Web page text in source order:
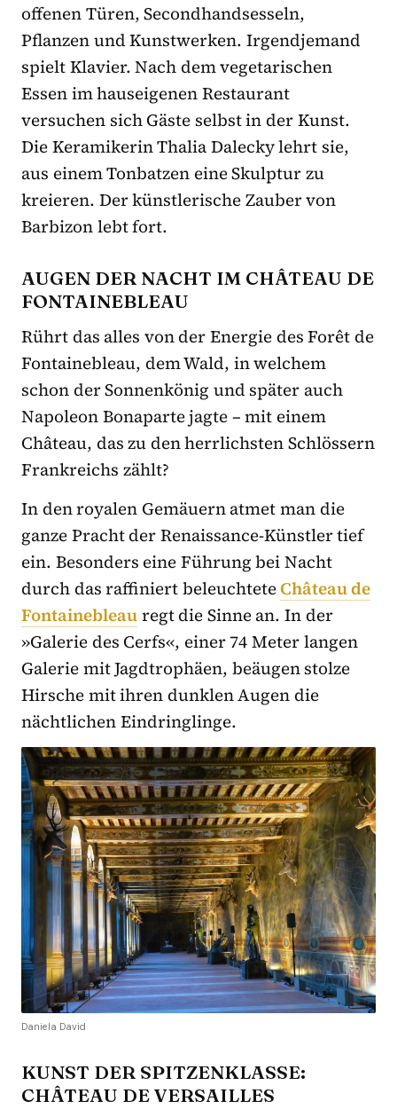
offenen Türen, Secondhandsesseln,
Pflanzen und Kunstwerken. Irgendjemand
spielt Klavier. Nach dem vegetarischen
Essen im hauseigenen Restaurant
versuchen sich Gäste selbst in der Kunst.
Die Keramikerin Thalia Dalecky lehrt sie,
aus einem Tonbatzen eine Skulptur zu
kreieren. Der künstlerische Zauber von
Barbizon lebt fort.
AUGEN DER NACHT IM CHÂTEAU DE
FONTAINEBLEAU
Rührt das alles von der Energie des Forêt de
Fontainebleau, dem Wald, in welchem
schon der Sonnenkönig und später auch
Napoleon Bonaparte jagte – mit einem
Château, das zu den herrlichsten Schlössern
Frankreichs zählt?
In den royalen Gemäuern atmet man die
ganze Pracht der Renaissance-Künstler tief
ein. Besonders eine Führung bei Nacht
durch das raffiniert beleuchteteChâteaude
Fontainebleauregt die Sinne an. In der
»Galerie des Cerfs«, einer 74 Meter langen
Galerie mit Jagdtrophäen, beäugen stolze
Hirsche mit ihren dunklen Augen die
nächtlichen Eindringlinge.
Daniela David
KUNST DER SPITZENKLASSE:
CHÂTEAU DE VERSAILLES